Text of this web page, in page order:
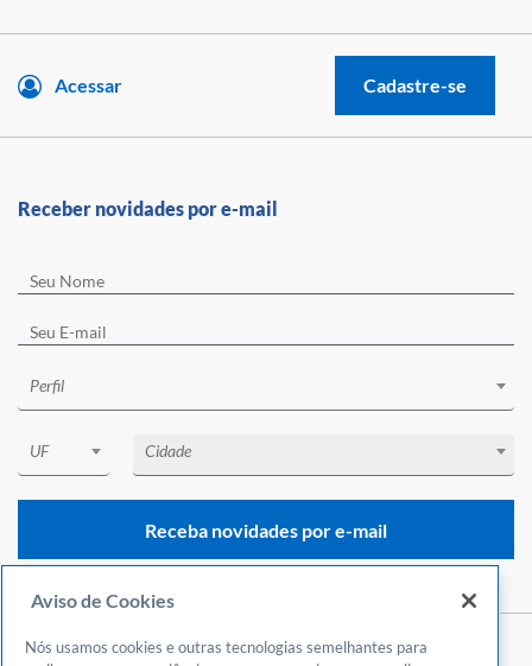
Acessar Cadastre-se
Receber novidades por e-mail
Perfil
UF Cidade
Receba novidades por e-mail
Aviso de Cookies
Nós usamos cookies e outras tecnologias semelhantes para